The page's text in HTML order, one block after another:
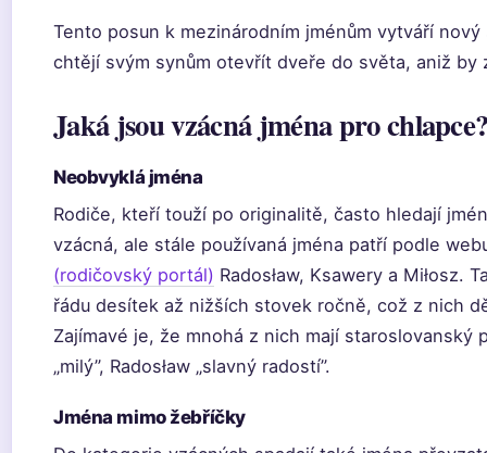
Tento posun k mezinárodním jménům vytváří
chtějí svým synům otevřít dveře do světa, aniž by
Jaká jsou vzácná jména pro
Neobvyklá jména
Rodiče, kteří touží po originalitě, často hledají
vzácná, ale stále používaná jména patří podle
(rodičovský portál) Radosław, Ksawery a Miłosz.
řádu desítek až nižších stovek ročně, což z nich
Zajímavé je, že mnohá z nich mají staroslovanský
„milý”, Radosław „slavný radostí”.
Jména mimo žebříčky